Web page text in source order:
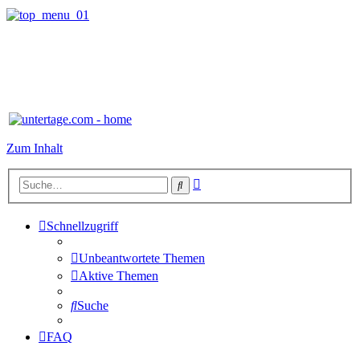
Zum Inhalt
Suche
Schnellzugriff
Unbeantwortete Themen
Aktive Themen
Suche
FAQ